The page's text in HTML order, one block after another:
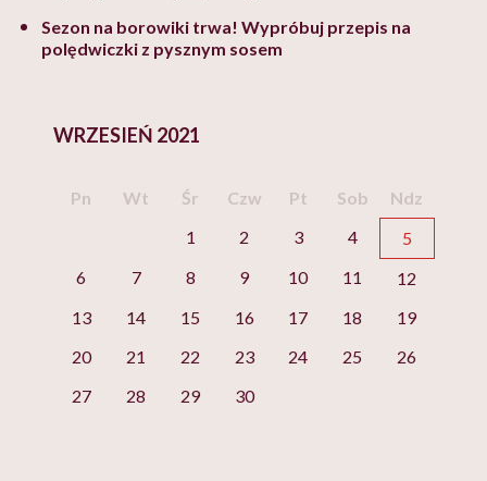
Sezon na borowiki trwa! Wypróbuj przepis na
polędwiczki z pysznym sosem
WRZESIEŃ 2021
Pn Wt Śr Czw Pt Sob
Ndz
1
2 3 4
5
6
7 8 9 10 11
12
13
14 15 16 17 18
19
20
21 22 23 24 25
26
27
28 29 30